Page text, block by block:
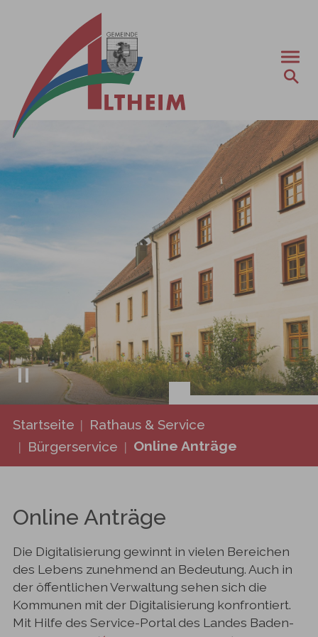
Zum Hauptinhalt springen
Startseite
Rathaus & Service
Bürgerservice
Online Anträge
Online Anträge
Die Digitalisierung gewinnt in vielen Bereichen
des Lebens zunehmend an Bedeutung. Auch in
der öffentlichen Verwaltung sehen sich die
Kommunen mit der Digitalisierung konfrontiert.
Mit Hilfe des Service-Portal des Landes Baden-